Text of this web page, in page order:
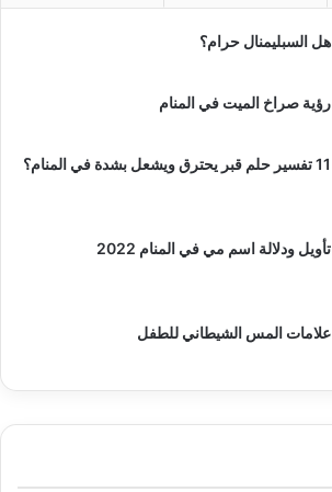
هل السبليمنال حرام؟
رؤية صراخ الميت في المنام
11 تفسير حلم قبر يحترق ويشعل بشدة في المنام؟
تأويل ودلالة اسم مي في المنام 2022
علامات المس الشيطاني للطفل